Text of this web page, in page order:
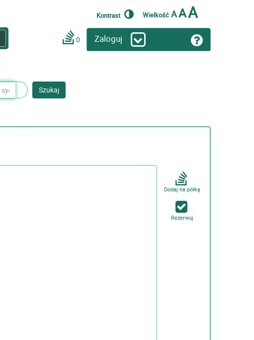
Kontrast Wielkość AAA
0 Zaloguj
Szukaj
Dodaj na półkę
Rezerwuj